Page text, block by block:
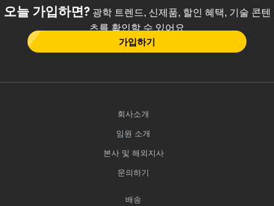
오늘 가입하면?광학 트렌드, 신제품, 할인 혜택, 기술 콘텐
츠를 확인할 수 있어요
가입하기
회사소개
임원 소개
본사 및 해외지사
문의하기
배송